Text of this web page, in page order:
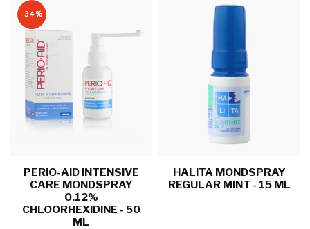
-34%
PERIO-AID INTENSIVE
CARE MONDSPRAY
0,12%
CHLOORHEXIDINE - 50
ML
HALITA MONDSPRAY
REGULAR MINT - 15 ML